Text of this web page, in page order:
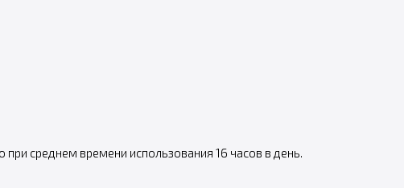
среднем времени использования 16 часов в день.